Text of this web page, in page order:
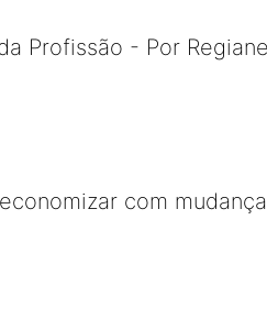
Profissão - Por
com